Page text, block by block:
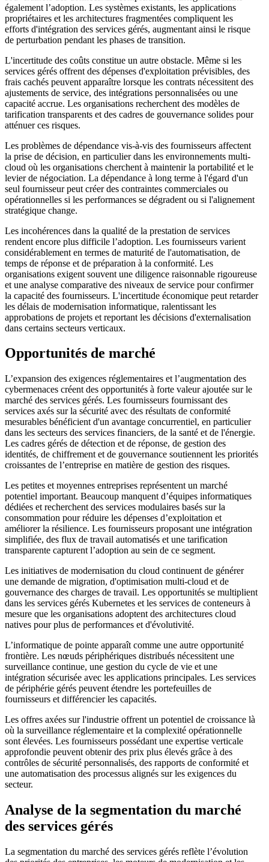
également l’adoption. Les systèmes existants, les applications
propriétaires et les architectures fragmentées compliquent les
efforts d'intégration des services gérés, augmentant ainsi le risque
de perturbation pendant les phases de transition.
L'incertitude des coûts constitue un autre obstacle. Même si les
services gérés offrent des dépenses d'exploitation prévisibles, des
frais cachés peuvent apparaître lorsque les contrats nécessitent des
ajustements de service, des intégrations personnalisées ou une
capacité accrue. Les organisations recherchent des modèles de
tarification transparents et des cadres de gouvernance solides pour
atténuer ces risques.
Les problèmes de dépendance vis-à-vis des fournisseurs affectent
la prise de décision, en particulier dans les environnements multi-
cloud où les organisations cherchent à maintenir la portabilité et le
levier de négociation. La dépendance à long terme à l'égard d'un
seul fournisseur peut créer des contraintes commerciales ou
opérationnelles si les performances se dégradent ou si l'alignement
stratégique change.
Les incohérences dans la qualité de la prestation de services
rendent encore plus difficile l’adoption. Les fournisseurs varient
considérablement en termes de maturité de l'automatisation, de
temps de réponse et de préparation à la conformité. Les
organisations exigent souvent une diligence raisonnable rigoureuse
et une analyse comparative des niveaux de service pour confirmer
la capacité des fournisseurs. L'incertitude économique peut retarder
les délais de modernisation informatique, ralentissant les
approbations de projets et reportant les décisions d'externalisation
dans certains secteurs verticaux.
Opportunités de marché
L’expansion des exigences réglementaires et l’augmentation des
cybermenaces créent des opportunités à forte valeur ajoutée sur le
marché des services gérés. Les fournisseurs fournissant des
services axés sur la sécurité avec des résultats de conformité
mesurables bénéficient d'un avantage concurrentiel, en particulier
dans les secteurs des services financiers, de la santé et de l'énergie.
Les cadres gérés de détection et de réponse, de gestion des
identités, de chiffrement et de gouvernance soutiennent les priorités
croissantes de l’entreprise en matière de gestion des risques.
Les petites et moyennes entreprises représentent un marché
potentiel important. Beaucoup manquent d’équipes informatiques
dédiées et recherchent des services modulaires basés sur la
consommation pour réduire les dépenses d’exploitation et
améliorer la résilience. Les fournisseurs proposant une intégration
simplifiée, des flux de travail automatisés et une tarification
transparente capturent l’adoption au sein de ce segment.
Les initiatives de modernisation du cloud continuent de générer
une demande de migration, d'optimisation multi-cloud et de
gouvernance des charges de travail. Les opportunités se multiplient
dans les services gérés Kubernetes et les services de conteneurs à
mesure que les organisations adoptent des architectures cloud
natives pour plus de performances et d'évolutivité.
L’informatique de pointe apparaît comme une autre opportunité
frontière. Les nœuds périphériques distribués nécessitent une
surveillance continue, une gestion du cycle de vie et une
intégration sécurisée avec les applications principales. Les services
de périphérie gérés peuvent étendre les portefeuilles de
fournisseurs et différencier les capacités.
Les offres axées sur l'industrie offrent un potentiel de croissance là
où la surveillance réglementaire et la complexité opérationnelle
sont élevées. Les fournisseurs possédant une expertise verticale
approfondie peuvent obtenir des prix plus élevés grâce à des
contrôles de sécurité personnalisés, des rapports de conformité et
une automatisation des processus alignés sur les exigences du
secteur.
Analyse de la segmentation du marché
des services gérés
La segmentation du marché des services gérés reflète l’évolution